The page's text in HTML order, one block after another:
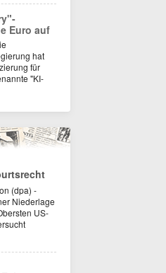
Euro auf
hat
für
"KI-
(dpa) -
Niederlage
US-